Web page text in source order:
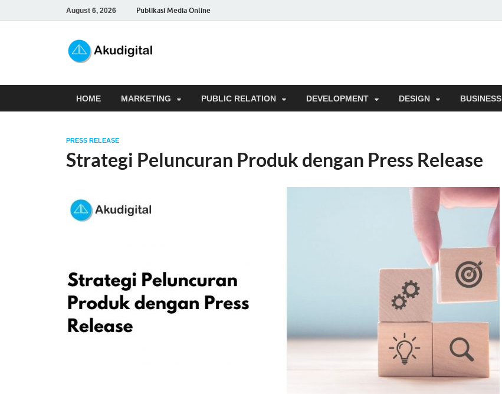
August 6, 2026 Publikasi Media Online
HOME MARKETING PUBLIC RELATION DEVELOPMENT DESIGN BUSINESS
PRESS RELEASE
Strategi Peluncuran Produk dengan Press Release